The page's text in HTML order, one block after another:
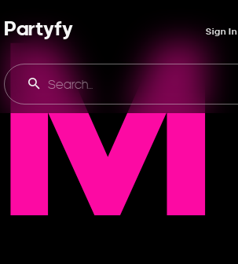
Partyfy Sign In
M